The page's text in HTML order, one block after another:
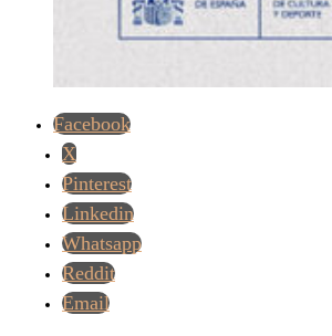
Facebook
X
Pinterest
Linkedin
Whatsapp
Reddit
Email